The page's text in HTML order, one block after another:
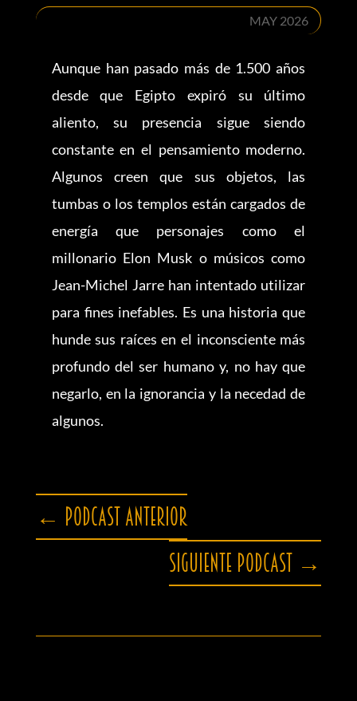
MAY 2026
Aunque han pasado más de 1.500 años
desde que Egipto expiró su último
aliento, su presencia sigue siendo
constante en el pensamiento moderno.
Algunos creen que sus objetos, las
tumbas o los templos están cargados de
energía que personajes como el
millonario Elon Musk o músicos como
Jean-Michel Jarre han intentado utilizar
para fines inefables. Es una historia que
hunde sus raíces en el inconsciente más
profundo del ser humano y, no hay que
negarlo, en la ignorancia y la necedad de
algunos.
← Podcast anterior
Siguiente podcast →